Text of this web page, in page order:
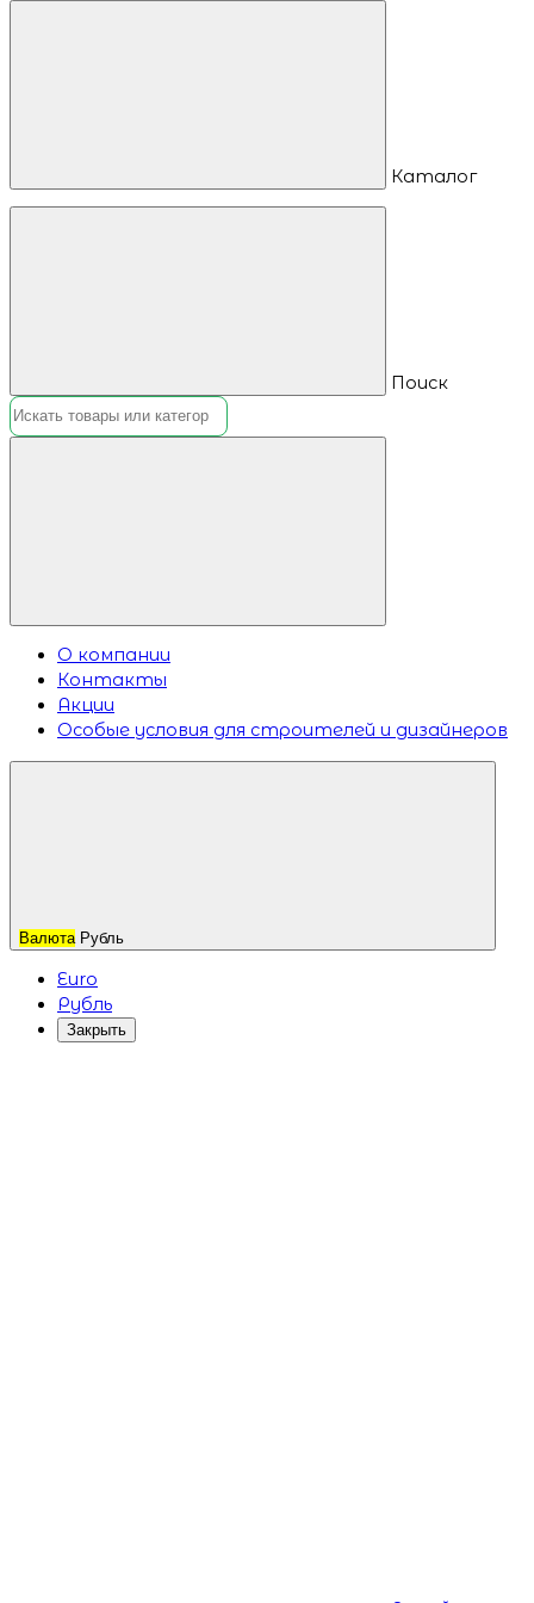
Каталог
Поиск
О компании
Контакты
Акции
Особые условия для строителей и дизайнеров
Валюта Рубль
Euro
Рубль
Закрыть